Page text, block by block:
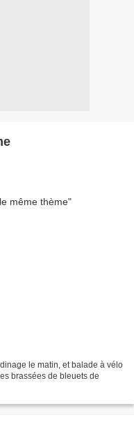
le matin, et balade à vélo
brassées de bleuets de